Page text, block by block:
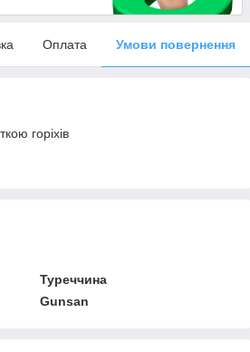
Оплата Умови повернення
горіхів
Туреччина
Gunsan